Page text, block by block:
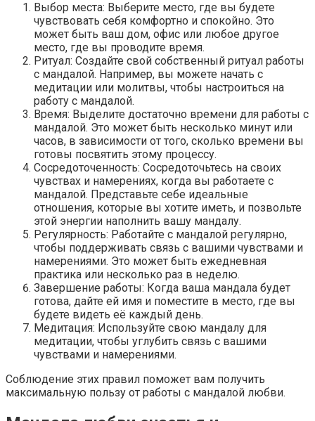
Выбор места: Выберите место, где вы будете
чувствовать себя комфортно и спокойно. Это
может быть ваш дом, офис или любое другое
место, где вы проводите время.
Ритуал: Создайте свой собственный ритуал работы
с мандалой. Например, вы можете начать с
медитации или молитвы, чтобы настроиться на
работу с мандалой.
Время: Выделите достаточно времени для работы с
мандалой. Это может быть несколько минут или
часов, в зависимости от того, сколько времени вы
готовы посвятить этому процессу.
Сосредоточенность: Сосредоточьтесь на своих
чувствах и намерениях, когда вы работаете с
мандалой. Представьте себе идеальные
отношения, которые вы хотите иметь, и позвольте
этой энергии наполнить вашу мандалу.
Регулярность: Работайте с мандалой регулярно,
чтобы поддерживать связь с вашими чувствами и
намерениями. Это может быть ежедневная
практика или несколько раз в неделю.
Завершение работы: Когда ваша мандала будет
готова, дайте ей имя и поместите в место, где вы
будете видеть её каждый день.
Медитация: Используйте свою мандалу для
медитации, чтобы углубить связь с вашими
чувствами и намерениями.
Соблюдение этих правил поможет вам получить
максимальную пользу от работы с мандалой любви.